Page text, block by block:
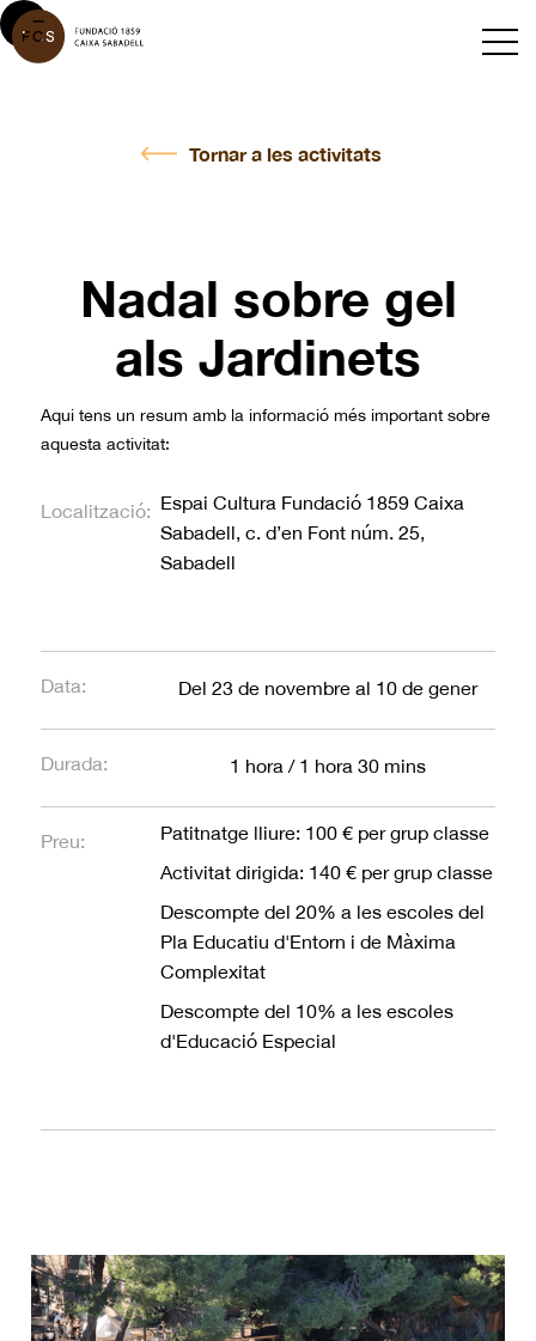
Tornar a les activitats
Nadal sobre gel
als Jardinets
Aqui tens un resum amb la informació més important sobre
aquesta activitat:
Localització: Espai Cultura Fundació 1859 Caixa
Sabadell, c. d’en Font núm. 25,
Sabadell
Data: Del 23 de novembre al 10 de gener
Durada: 1 hora / 1 hora 30 mins
Preu:
Patitnatge lliure: 100 € per grup classe
Activitat dirigida: 140 € per grup classe
Descompte del 20% a les escoles del
Pla Educatiu d'Entorn i de Màxima
Complexitat
Descompte del 10% a les escoles
d'Educació Especial